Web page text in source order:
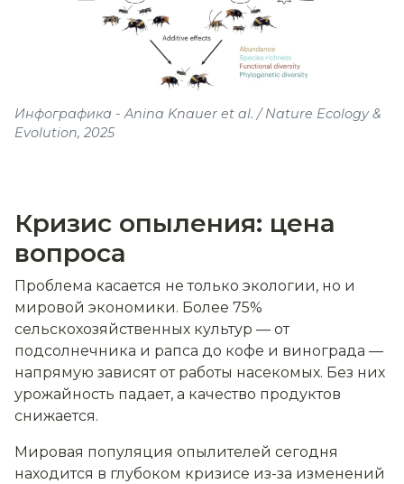
Инфографика - Anina Knauer et al. / Nature Ecology &
Evolution, 2025
Кризис опыления: цена
вопроса
Проблема касается не только экологии, но и
мировой экономики. Более 75%
сельскохозяйственных культур — от
подсолнечника и рапса до кофе и винограда —
напрямую зависят от работы насекомых. Без них
урожайность падает, а качество продуктов
снижается.
Мировая популяция опылителей сегодня
находится в глубоком кризисе из-за изменений